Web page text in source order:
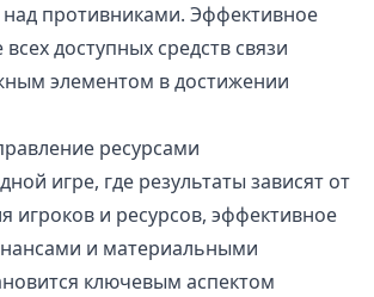
противниками. Эффективное
доступных средств связи
элементом в достижении
ресурсами
игре, где результаты зависят от
игроков и ресурсов, эффективное
и материальными
ключевым аспектом